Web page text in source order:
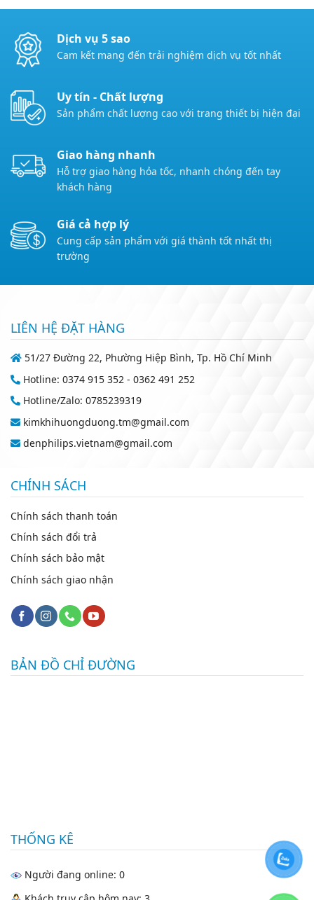
Dịch vụ 5 sao
Cam kết mang đến trải nghiệm dịch vụ tốt nhất
Uy tín - Chất lượng
Sản phẩm chất lượng cao với trang thiết bị hiện đại
Giao hàng nhanh
Hỗ trợ giao hàng hỏa tốc, nhanh chóng đến tay
khách hàng
Giá cả hợp lý
Cung cấp sản phẩm với giá thành tốt nhất thị
trường
LIÊN HỆ ĐẶT HÀNG
51/27 Đường 22, Phường Hiệp Bình, Tp. Hồ Chí Minh
Hotline: 0374 915 352 - 0362 491 252
Hotline/Zalo: 0785239319
kimkhihuongduong.tm@gmail.com
denphilips.vietnam@gmail.com
CHÍNH SÁCH
Chính sách thanh toán
Chính sách đổi trả
Chính sách bảo mật
Chính sách giao nhận
BẢN ĐỒ CHỈ ĐƯỜNG
THỐNG KÊ
Người đang online: 0